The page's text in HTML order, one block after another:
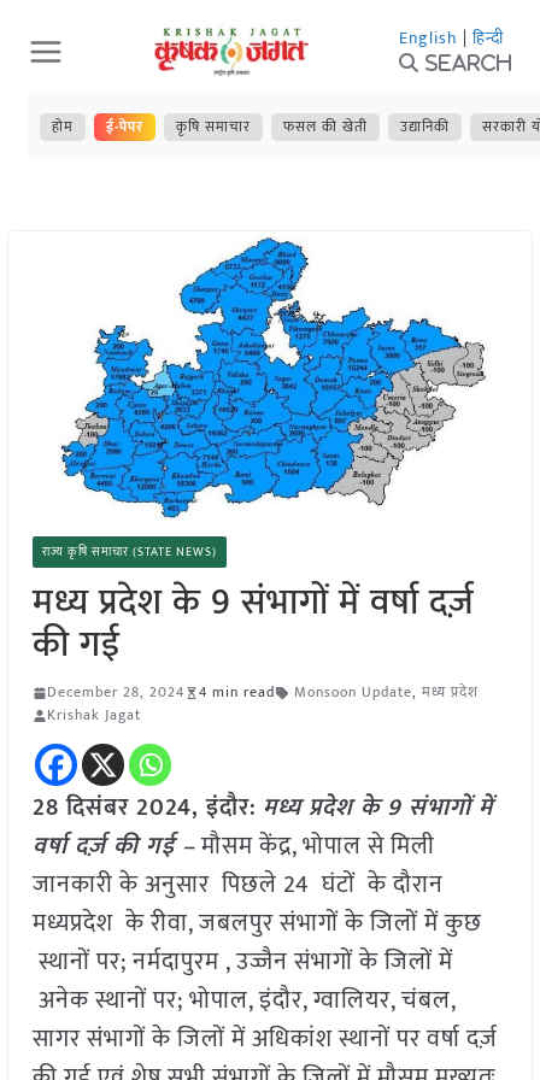
Skip
to
content
English | हिन्दी
Search
होम ई-पेपर कृषि समाचार फसल की खेती उद्यानिकी सरकारी
राज्य कृषि समाचार (STATE NEWS)
मध्य प्रदेश के 9 संभागों में वर्षा दर्ज़
की गई
December 28, 2024 4 min read Monsoon Update, मध्य प्रदेश
Krishak Jagat
28 दिसंबर 2024,इंदौर: मध्य प्रदेश के 9 संभागों में
वर्षा दर्ज़ की गई –मौसम केंद्र, भोपाल से मिली
जानकारी के अनुसार पिछले 24 घंटों के दौरान
मध्यप्रदेश के रीवा, जबलपुर संभागों के जिलों में कुछ
स्थानों पर; नर्मदापुरम , उज्जैन संभागों के जिलों में
अनेक स्थानों पर; भोपाल, इंदौर, ग्वालियर, चंबल,
सागर संभागों के जिलों में अधिकांश स्थानों पर वर्षा दर्ज़